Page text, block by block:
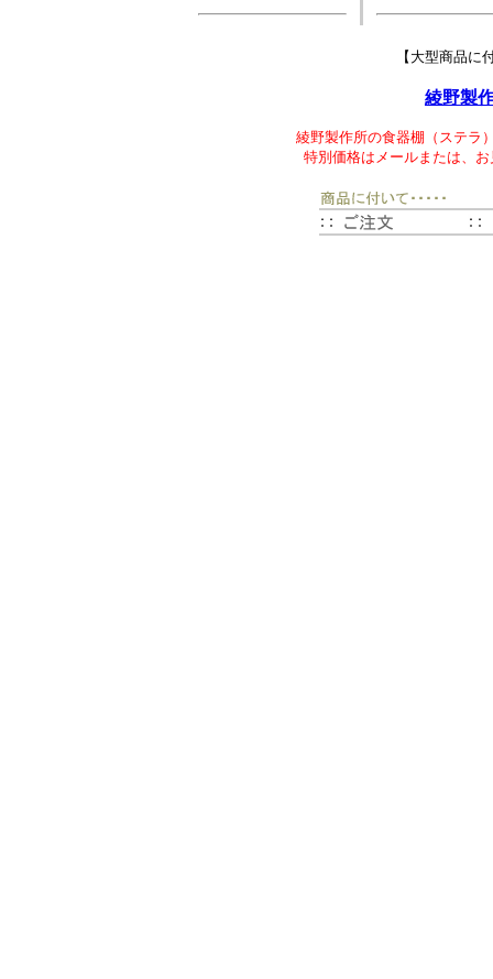
【大型商品に
綾野製
綾野製作所の食器棚（ステラ
特別価格はメールまたは、